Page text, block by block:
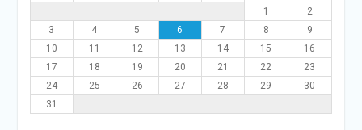
1
2
3
4 5 6 7 8
9
10
11 12 13 14 15
16
17
18 19 20 21 22
23
24
25 26 27 28 29
30
31